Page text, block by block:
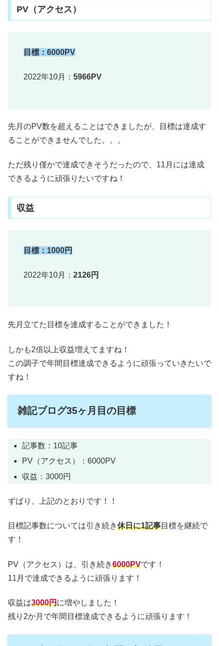
PV（アクセス）
目標：6000PV
2022年10月： 5966PV
先月のPV数を超えることはできましたが、目標は達成す
ることができませんでした。。。
ただ残り僅かで達成できそうだったので、11月には達成
できるように頑張りたいですね！
収益
目標：1000円
2022年10月： 2126円
先月立てた目標を達成することができました！
しかも2倍以上収益増えてますね！
この調子で年間目標達成できるように頑張っていきたいで
すね！
雑記ブログ35ヶ月目の目標
記事数：10記事
PV（アクセス）：6000PV
収益：3000円
ずばり、上記のとおりです！！
目標記事数については引き続き休日に1記事目標を継続で
す！
PV（アクセス）は、引き続き6000PVです！
11月で達成できるように頑張ります！
収益は3000円に増やしました！
残り2か月で年間目標達成できるように頑張ります！